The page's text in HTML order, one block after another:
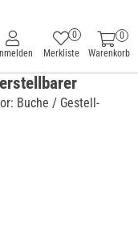
0
Warenkorb
Merkliste
0
Buche / Gestell-